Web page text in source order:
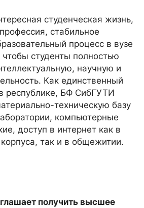
студенческая жизнь,
стабильное
процесс в вузе
чтобы студенты полностью
научную и
Как единственный
республике, БФ СибГУТИ
техническую базу
компьютерные
доступ в интернет как в
так и в общежитии.
получить высшее